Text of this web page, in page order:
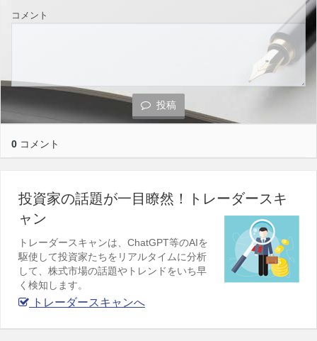
コメント
投稿
0 コメント
投資家の話題が一目瞭然！トレーダースキ
ャン
トレーダースキャンは、ChatGPT等のAIを
駆使して投資家たちをリアルタイムに分析
して、株式市場の話題やトレンドをいち早
く検知します。
トレーダースキャンへ